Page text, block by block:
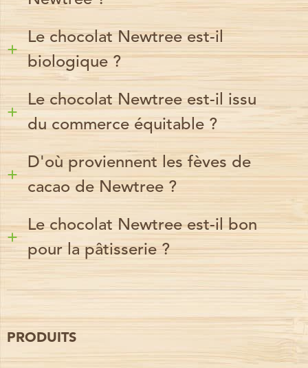
Le chocolat Newtree est-il
biologique ?
Le chocolat Newtree est-il issu
du commerce équitable ?
D'où proviennent les fèves de
cacao de Newtree ?
Le chocolat Newtree est-il bon
pour la pâtisserie ?
PRODUITS